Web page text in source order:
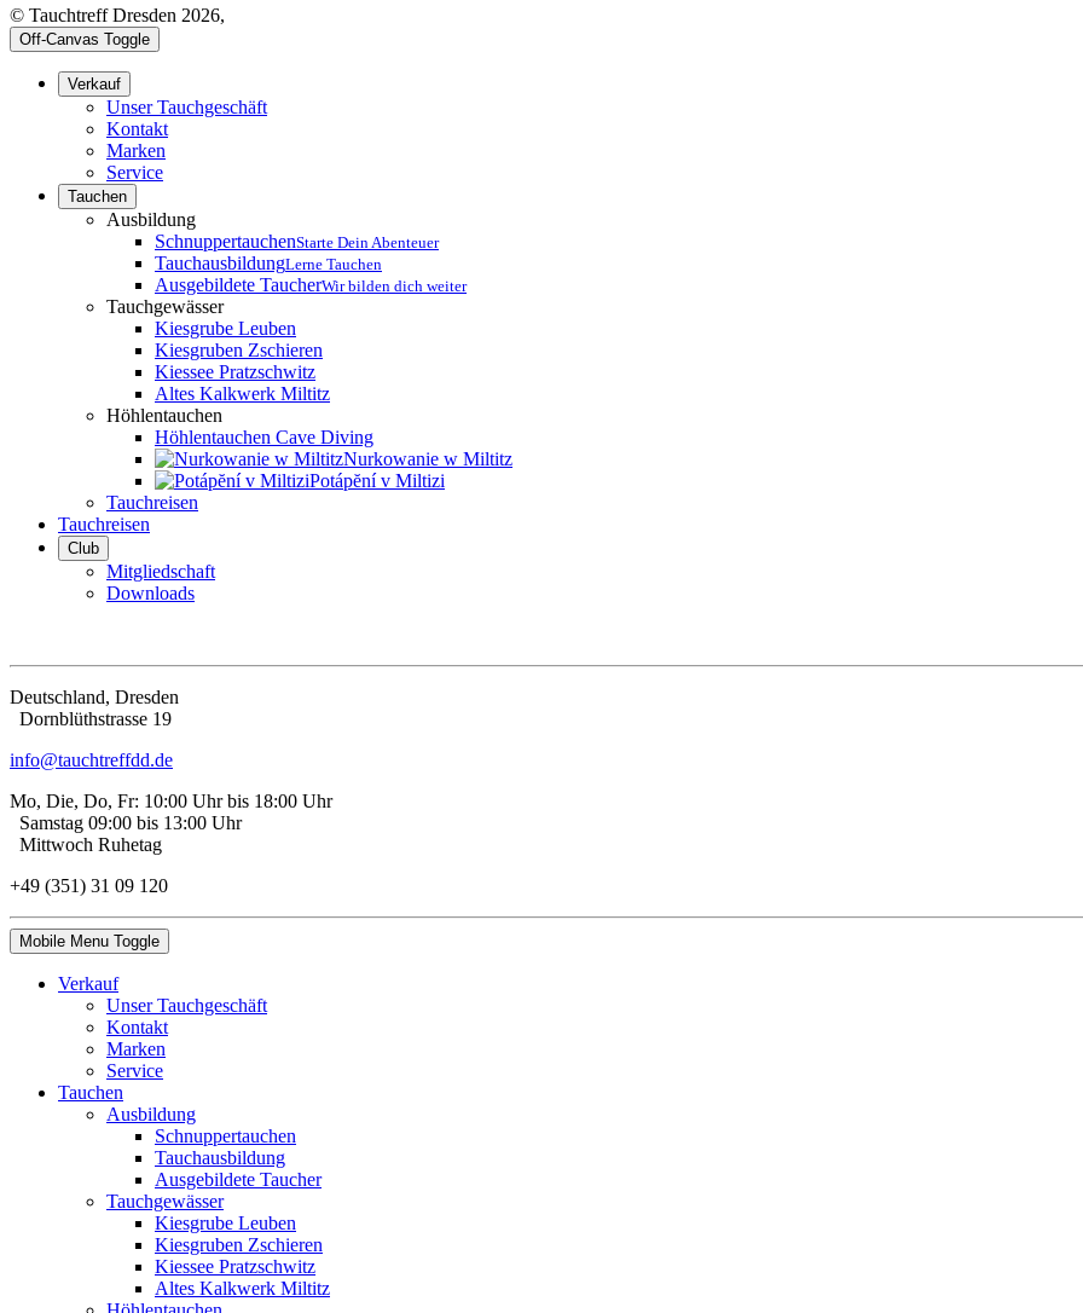
© Tauchtreff Dresden 2026,
Off-Canvas Toggle
Verkauf
Unser Tauchgeschäft
Kontakt
Marken
Service
Tauchen
Ausbildung
SchnuppertauchenStarte Dein Abenteuer
TauchausbildungLerne Tauchen
Ausgebildete TaucherWir bilden dich weiter
Tauchgewässer
Kiesgrube Leuben
Kiesgruben Zschieren
Kiessee Pratzschwitz
Altes Kalkwerk Miltitz
Höhlentauchen
Höhlentauchen Cave Diving
Nurkowanie w Miltitz
Potápĕní v Miltizi
Tauchreisen
Tauchreisen
Club
Mitgliedschaft
Downloads
Deutschland, Dresden
Dorn­blüth­strasse 19
info@tauchtreffdd.de
Mo, Die, Do, Fr: 10:00 Uhr bis 18:00 Uhr
Samstag 09:00 bis 13:00 Uhr
Mittwoch Ruhetag
+49 (351) 31 09 120
Mobile Menu Toggle
Verkauf
Unser Tauchgeschäft
Kontakt
Marken
Service
Tauchen
Ausbildung
Schnuppertauchen
Tauchausbildung
Ausgebildete Taucher
Tauchgewässer
Kiesgrube Leuben
Kiesgruben Zschieren
Kiessee Pratzschwitz
Altes Kalkwerk Miltitz